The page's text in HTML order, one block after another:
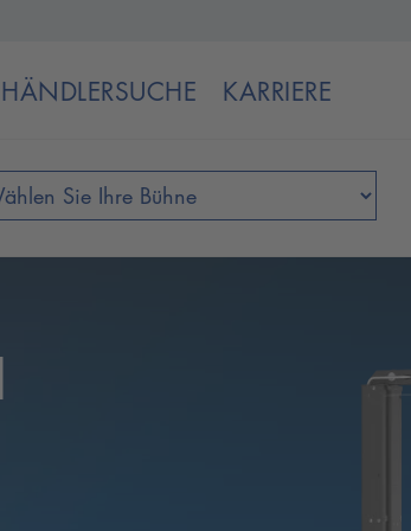
HÄNDLERSUCHE KARRIERE